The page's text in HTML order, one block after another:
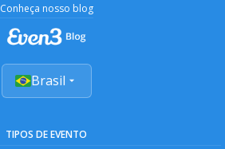
Conheça nosso blog
Brasil
TIPOS DE EVENTO